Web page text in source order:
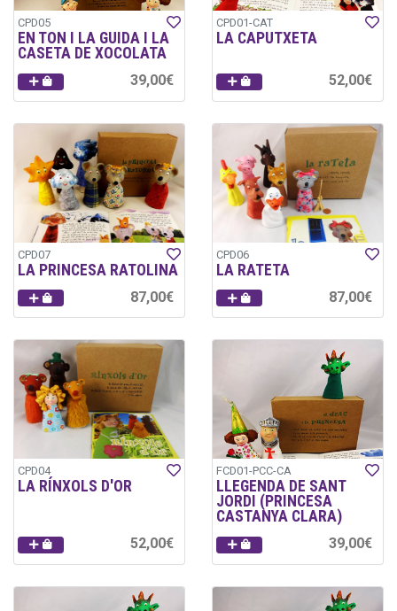
CPD05
EN TON I LA GUIDA I LA
CASETA DE XOCOLATA
39,00€
CPD01-CAT
LA CAPUTXETA
52,00€
CPD07
LA PRINCESA RATOLINA
87,00€
CPD06
LA RATETA
87,00€
CPD04
LA RÍNXOLS D'OR
52,00€
FCD01-PCC-CA
LLEGENDA DE SANT
JORDI (PRINCESA
CASTANYA CLARA)
39,00€